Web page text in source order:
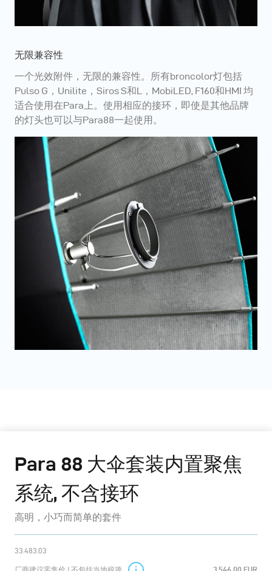
无限兼容性
一个光效附件，无限的兼容性。所有broncolor灯包括
Pulso G，Unilite，Siros S和L，MobiLED, F160和HMI 均
适合使用在Para上。使用相应的接环，即使是其他品牌
的灯头也可以与Para88一起使用。
Para 88 大伞套装内置聚焦
系统, 不含接环
高明，小巧而简单的套件
33.483.03
厂商建议零售价 | 不包括当地税项 3,546.00 EUR